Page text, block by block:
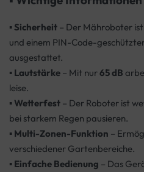
▪Sicherheit – Der Mähroboter
und einem PIN-Code-
ausgestattet.
▪ Lautstärke – Mit nur65 dB
leise.
▪ Wetterfest – Der Roboter ist
bei starkem Regen pausieren.
▪ Multi-Zonen-Funktion –
verschiedener Gartenbereiche.
▪ Einfache Bedienung – Das